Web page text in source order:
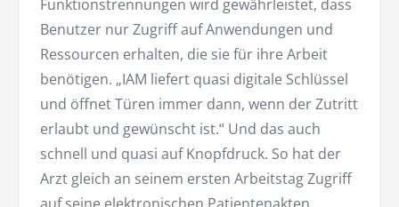
Funktionstrennungen wird gewährleistet, dass
Benutzer nur Zugriff auf Anwendungen und
Ressourcen erhalten, die sie für ihre Arbeit
benötigen. „IAM liefert quasi digitale Schlüssel
und öffnet Türen immer dann, wenn der Zutritt
erlaubt und gewünscht ist.“ Und das auch
schnell und quasi auf Knopfdruck. So hat der
Arzt gleich an seinem ersten Arbeitstag Zugriff